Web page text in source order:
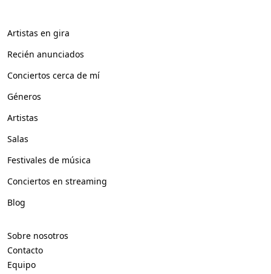
Artistas en gira
Recién anunciados
Conciertos cerca de mí
Géneros
Artistas
Salas
Festivales de música
Conciertos en streaming
Blog
Sobre nosotros
Contacto
Equipo